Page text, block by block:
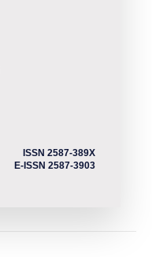
ISSN 2587-389X
E-ISSN 2587-3903